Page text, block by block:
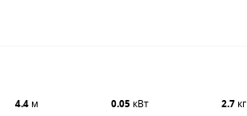
4.4 м 0.05 кВт 2.7 кг